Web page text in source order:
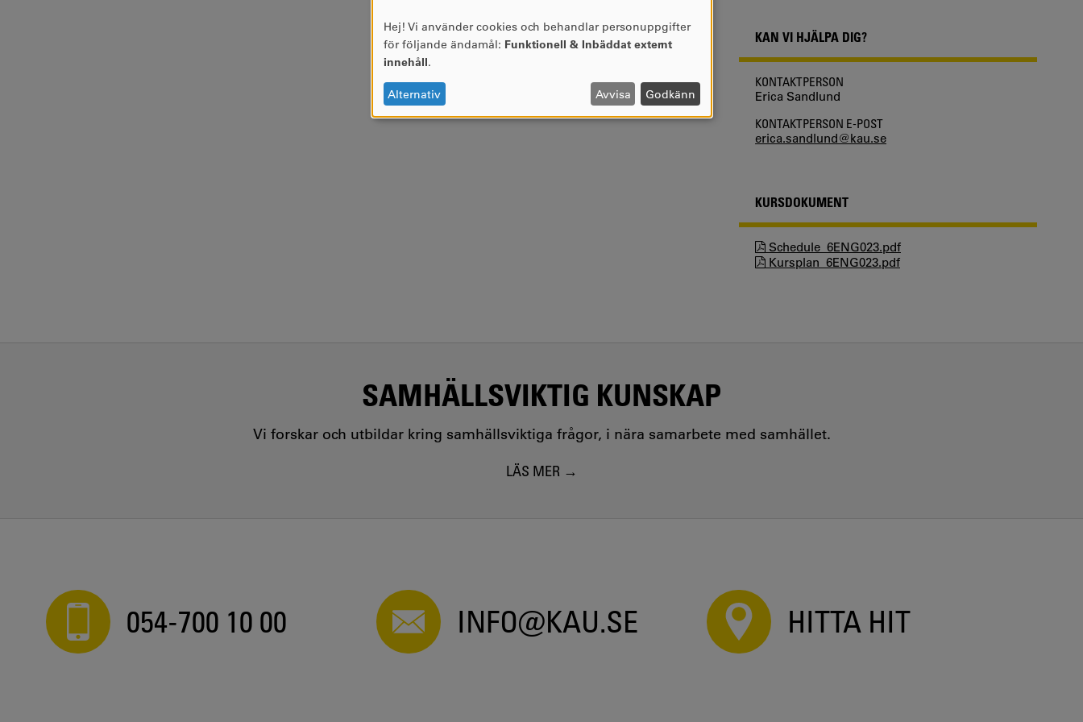
KAN VI HJÄLPA DIG?
KONTAKTPERSON
Erica Sandlund
KONTAKTPERSON E-POST
erica.sandlund@kau.se
KURSDOKUMENT
Schedule_6ENG023.pdf
Kursplan_6ENG023.pdf
SAMHÄLLSVIKTIG KUNSKAP
Vi forskar och utbildar kring samhällsviktiga frågor, i nära samarbete med samhället.
LÄS MER
054-700 10 00 INFO@KAU.SE HITTA HIT
ANVÄNDNING
AV
OCH
COOKIES
Hej! Vi använder cookies och behandlar personuppgifter
för följande ändamål: Funktionell & Inbäddat externt
innehåll.
Alternativ Avvisa Godkänn